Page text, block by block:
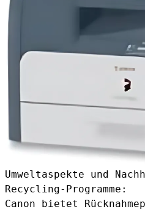
Umweltaspekte und
Recycling-Programme:
Canon bietet